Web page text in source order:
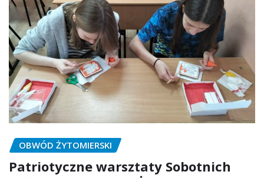
OBWÓD ŻYTOMIERSKI
Patriotyczne warsztaty Sobotnich